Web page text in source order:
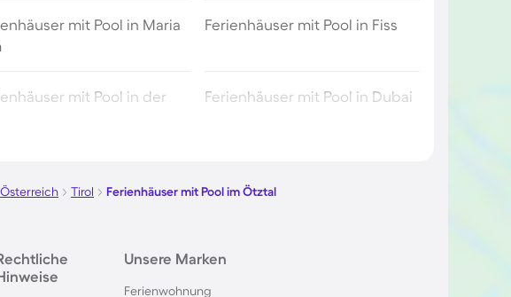
mit Pool in Maria
Ferienhäuser mit Pool in Fiss
mit Pool in der
Ferienhäuser mit Pool in Dubai
Westerwald
Österreich Tirol Ferienhäuser mit Pool im Ötztal
Unsere Marken
Ferienwohnung